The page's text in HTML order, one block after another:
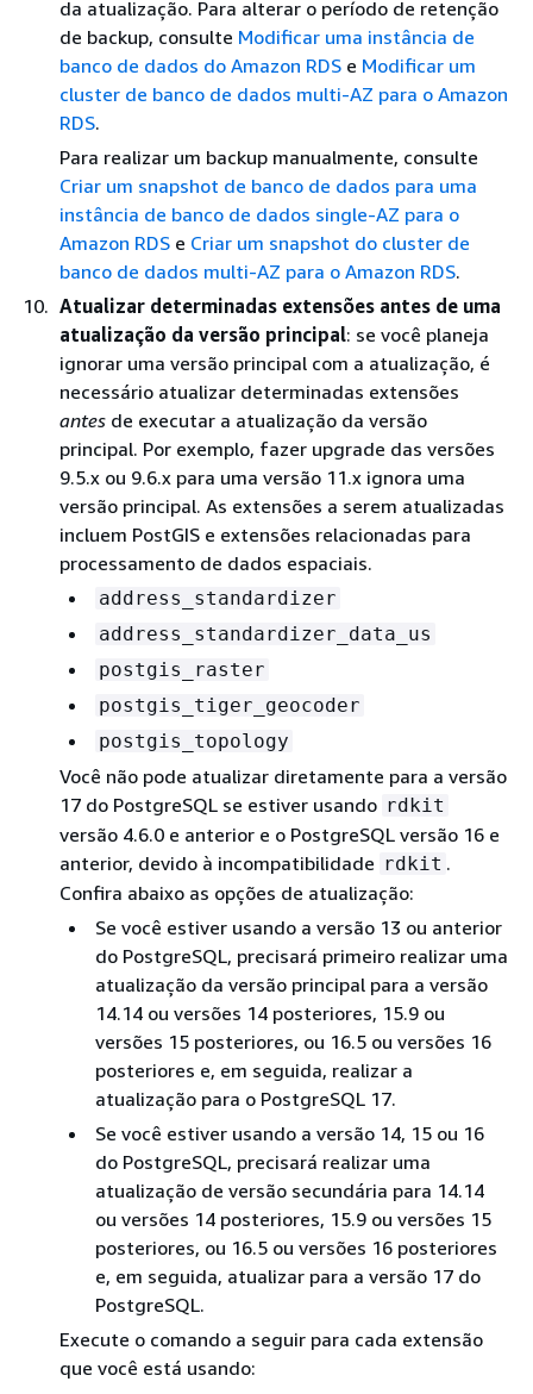
da atualização. Para alterar o período de retenção
de backup, consulte Modificar uma instância de
banco de dados do Amazon RDS e Modificar um
cluster de banco de dados multi-AZ para o Amazon
RDS.
Para realizar um backup manualmente, consulte
Criar um snapshot de banco de dados para uma
instância de banco de dados single-AZ para o
Amazon RDS e Criar um snapshot do cluster de
banco de dados multi-AZ para o Amazon RDS.
Atualizar determinadas extensões antes de uma
atualização da versão principal: se você planeja
ignorar uma versão principal com a atualização, é
necessário atualizar determinadas extensões
antes de executar a atualização da versão
principal. Por exemplo, fazer upgrade das versões
9.5.x ou 9.6.x para uma versão 11.x ignora uma
versão principal. As extensões a serem atualizadas
incluem PostGIS e extensões relacionadas para
processamento de dados espaciais.
address_standardizer
address_standardizer_data_us
postgis_raster
postgis_tiger_geocoder
postgis_topology
Você não pode atualizar diretamente para a versão
17 do PostgreSQL se estiver usando rdkit
versão 4.6.0 e anterior e o PostgreSQL versão 16 e
anterior, devido à incompatibilidade rdkit .
Confira abaixo as opções de atualização:
Se você estiver usando a versão 13 ou anterior
do PostgreSQL, precisará primeiro realizar uma
atualização da versão principal para a versão
14.14 ou versões 14 posteriores, 15.9 ou
versões 15 posteriores, ou 16.5 ou versões 16
posteriores e, em seguida, realizar a
atualização para o PostgreSQL 17.
Se você estiver usando a versão 14, 15 ou 16
do PostgreSQL, precisará realizar uma
atualização de versão secundária para 14.14
ou versões 14 posteriores, 15.9 ou versões 15
posteriores, ou 16.5 ou versões 16 posteriores
e, em seguida, atualizar para a versão 17 do
PostgreSQL.
Execute o comando a seguir para cada extensão
que você está usando: